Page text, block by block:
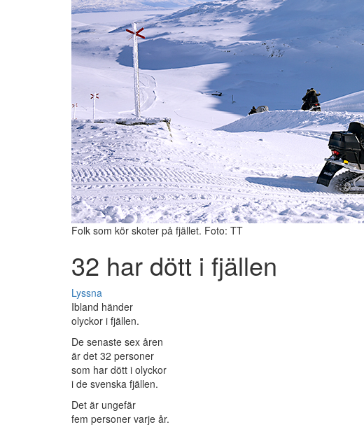
Folk som kör skoter på fjället. Foto: TT
32 har dött i fjällen
Lyssna
Ibland händer
olyckor i fjällen.
De senaste sex åren
är det 32 personer
som har dött i olyckor
i de svenska fjällen.
Det är ungefär
fem personer varje år.